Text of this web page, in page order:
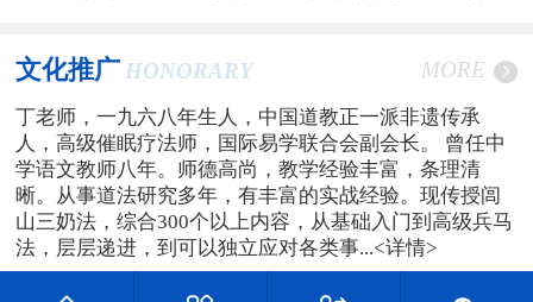
文化推广 HONORARY MORE
丁老师，一九六八年生人，中国道教正一派非遗传承
人，高级催眠疗法师，国际易学联合会副会长。 曾任中
学语文教师八年。师德高尚，教学经验丰富，条理清
晰。从事道法研究多年，有丰富的实战经验。现传授闾
山三奶法，综合300个以上内容，从基础入门到高级兵马
法，层层递进，到可以独立应对各类事...<详情>